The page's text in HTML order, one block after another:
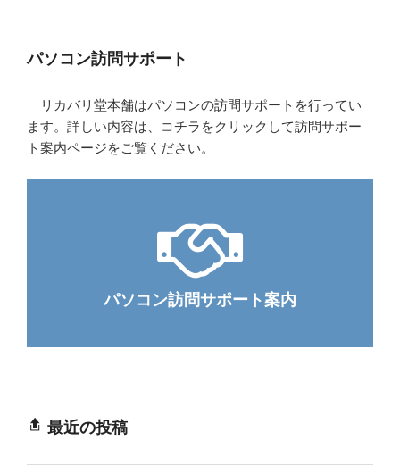
パソコン訪問サポート
リカバリ堂本舗はパソコンの訪問サポートを行ってい
ます。詳しい内容は、コチラをクリックして訪問サポー
ト案内ページをご覧ください。
パソコン訪問サポート案内
最近の投稿